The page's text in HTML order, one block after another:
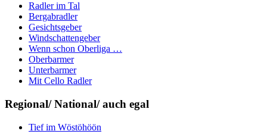
Radler im Tal
Bergabradler
Gesichtsgeber
Windschattengeber
Wenn schon Oberliga …
Oberbarmer
Unterbarmer
Mit Cello Radler
Regional/ National/ auch egal
Tief im Wöstöhöön